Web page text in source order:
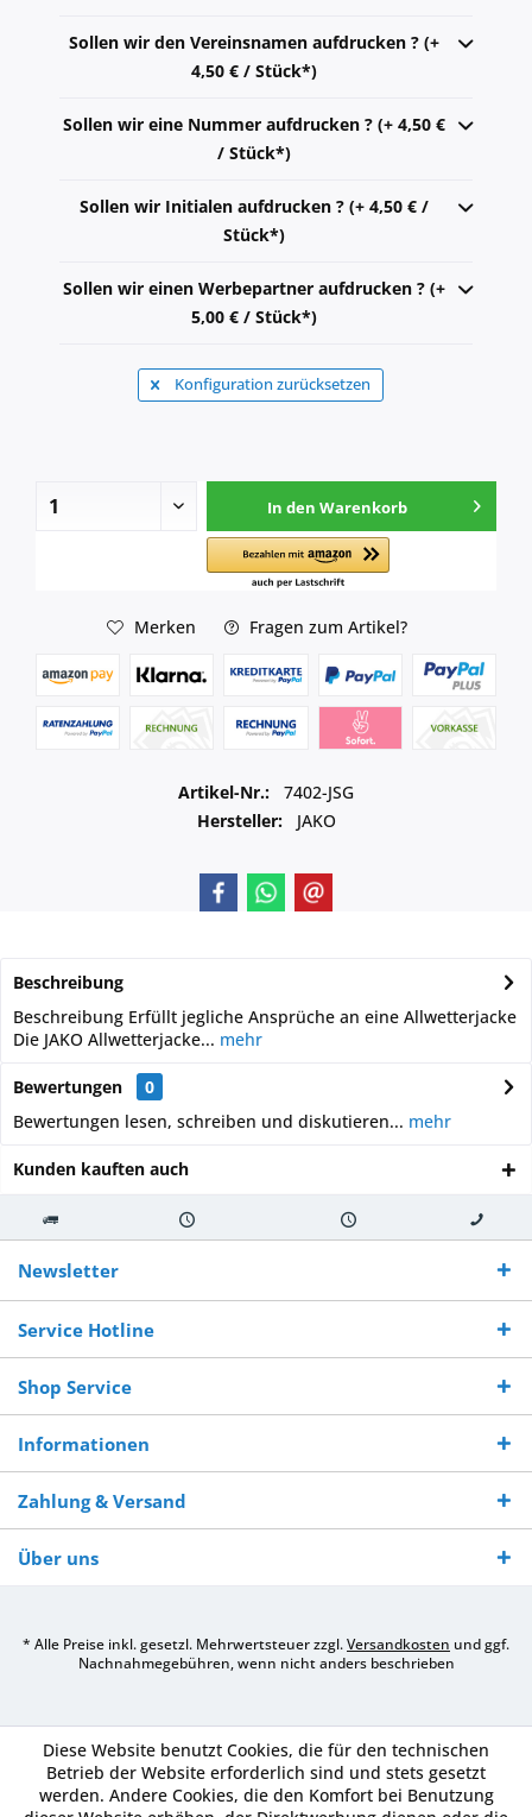
Sollen wir den Vereinsnamen aufdrucken ? (+
4,50 € / Stück*)
Sollen wir eine Nummer aufdrucken ? (+ 4,50 €
/ Stück*)
Sollen wir Initialen aufdrucken ? (+ 4,50 € /
Stück*)
Sollen wir einen Werbepartner aufdrucken ? (+
5,00 € / Stück*)
Konfiguration zurücksetzen
In den Warenkorb
Merken Fragen zum Artikel?
Artikel-Nr.:
7402-JSG
Hersteller:
JAKO
Beschreibung
Beschreibung Erfüllt jegliche Ansprüche an eine Allwetterjacke
Die JAKO Allwetterjacke... mehr
Bewertungen
0
Bewertungen lesen, schreiben und diskutieren... mehr
Kunden kauften auch
Kostenloser
Versand ab €
250,-
Versand innerhalb von Versand von So erreichen
Sie uns 0160
970 511 90
Newsletter
Service Hotline
Shop Service
Informationen
Zahlung & Versand
Über uns
* Alle Preise inkl. gesetzl. Mehrwertsteuer zzgl.Versandkosten und ggf.
Nachnahmegebühren, wenn nicht anders beschrieben
Diese Website benutzt Cookies, die für den technischen
Betrieb der Website erforderlich sind und stets gesetzt
werden. Andere Cookies, die den Komfort bei Benutzung